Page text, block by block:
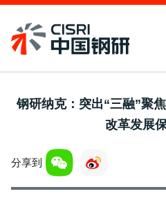
钢研纳克：突出“三融”聚
改革发展
分享到